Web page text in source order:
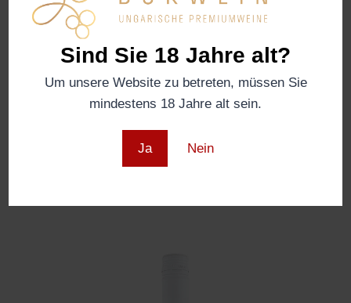
Sind Sie 18 Jahre alt?
Um unsere Website zu betreten, müssen Sie
mindestens 18 Jahre alt sein.
Ja Nein
GÜNZER Portugieser 2021, nur Gastro